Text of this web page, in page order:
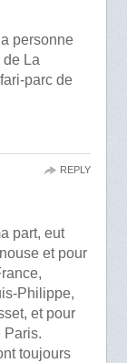
personne
de La
parc de
part, eut
et pour
Philippe,
et pour
Paris.
toujours
REPLY